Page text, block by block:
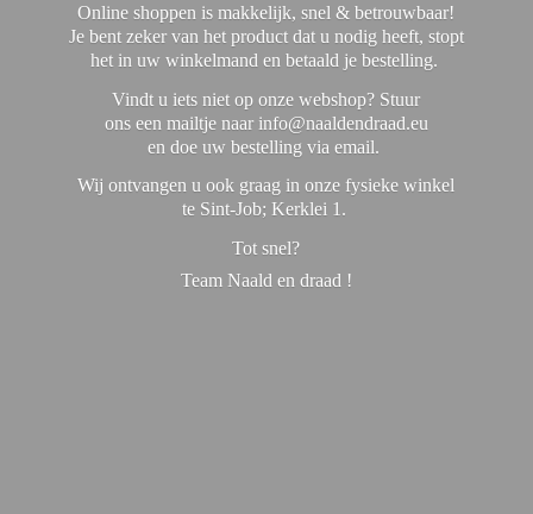
Online shoppen is makkelijk, snel & betrouwbaar!
Je bent zeker van het product dat u nodig heeft, stopt
het in uw winkelmand en betaald je bestelling.
Vindt u iets niet op onze webshop? Stuur
ons een mailtje naar info@naaldendraad.eu
en doe uw bestelling via email.
Wij ontvangen u ook graag in onze fysieke winkel
te Sint-Job; Kerklei 1.
Tot snel?
Team Naald en draad !